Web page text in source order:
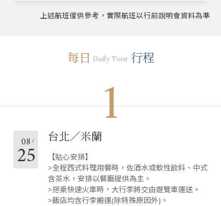
上述航班僅供參考，實際航班以行前說明會資料為準
每日 Daily Tour 行程
1
08
25
台北／米蘭
【貼心安排】
>全程西式料理用餐時，佐酒水或軟性飲料、中式
含茶水，安排以餐廳提供為主。
>搭乘快速火車時，大行李將交由遊覽車運送。
>飯店均含行李搬運(除特殊原因外)。